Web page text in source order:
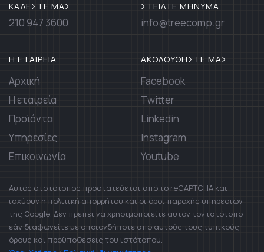
ΚΑΛΕΣΤΕ ΜΑΣ
210 947 3600
ΣΤΕΙΛΤΕ ΜΗΝΥΜΑ
info@treecomp.gr
Η ΕΤΑΙΡΕΙΑ
Αρχική
Η εταιρεία
Προϊόντα
Υπηρεσίες
Επικοινωνία
ΑΚΟΛΟΥΘΗΣΤΕ ΜΑΣ
Facebook
Twitter
Linkedin
Instagram
Youtube
Αυτός ο ιστότοπος προστατεύεται από το reCAPTCHA και
ισχύουν η πολιτική απορρήτου και οι όροι παροχής υπηρεσιών
της Google. Δεν πρέπει να χρησιμοποιείτε αυτόν τον ιστότοπο
εάν διαφωνείτε με οποιονδήποτε από αυτούς τους τυπικούς
όρους και προϋποθέσεις του ιστότοπου.